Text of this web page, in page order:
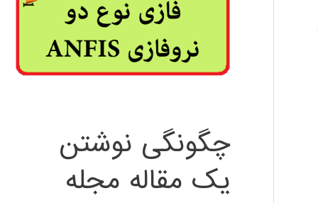
چگونگی نوشتن
یک مقاله مجله